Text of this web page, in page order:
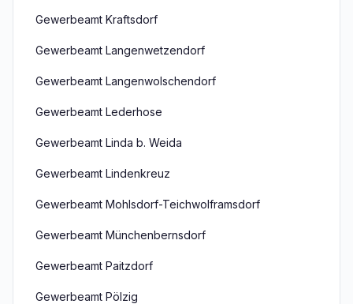
Gewerbeamt Kraftsdorf
Gewerbeamt Langenwetzendorf
Gewerbeamt Langenwolschendorf
Gewerbeamt Lederhose
Gewerbeamt Linda b. Weida
Gewerbeamt Lindenkreuz
Gewerbeamt Mohlsdorf-Teichwolframsdorf
Gewerbeamt Münchenbernsdorf
Gewerbeamt Paitzdorf
Gewerbeamt Pölzig